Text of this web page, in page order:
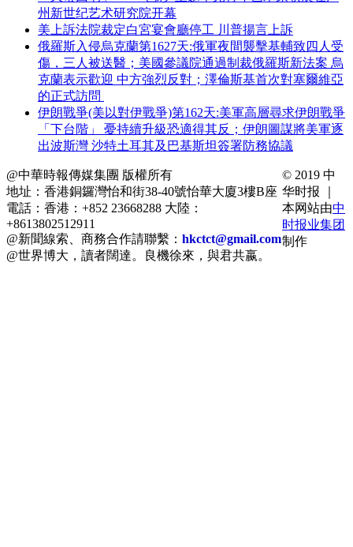
州新世纪艺术研究院开幕
美上訴法院裁定白宮宴會廳停工 川普揚言上訴
俄羅斯入侵烏克蘭第1627天:俄軍夜間襲擊基輔致四人受
傷，三人被送醫；美國參議院通過制裁俄羅斯新法案 烏
克蘭表示歡迎 中方強烈反對；澤倫斯基首次對塞爾維亞
的正式訪問
伊朗戰爭(美以對伊戰爭)第162天:美軍高層尋求伊朗戰爭
「下台階」 憂持續升級恐適得其反；伊朗圖謀將美軍逐
出波斯灣 沙特土耳其及巴基斯坦簽署防務協議
@中華時報傳媒集團 版權所有
地址：香港銅鑼灣怡和街38-40號怡華大廈3樓B座
電話：香港：+852 23668288 大陸：
+8613802512911
@新聞線索、商務合作請聯繫： hkctct@gmail.com
@世界博大，讀者闊達。良機徐來，與君共嬴。
© 2019 中
华时报 ｜
本网站由中
时报业集团
制作